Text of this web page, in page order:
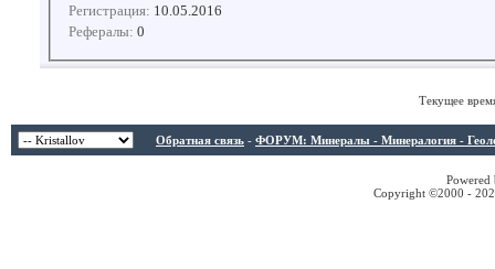
Регистрация: 10.05.2016
Рефералы: 0
Текущее
Обратная связь - ФОРУМ: Минералы - Минералогия -
Copyright ©2000 -